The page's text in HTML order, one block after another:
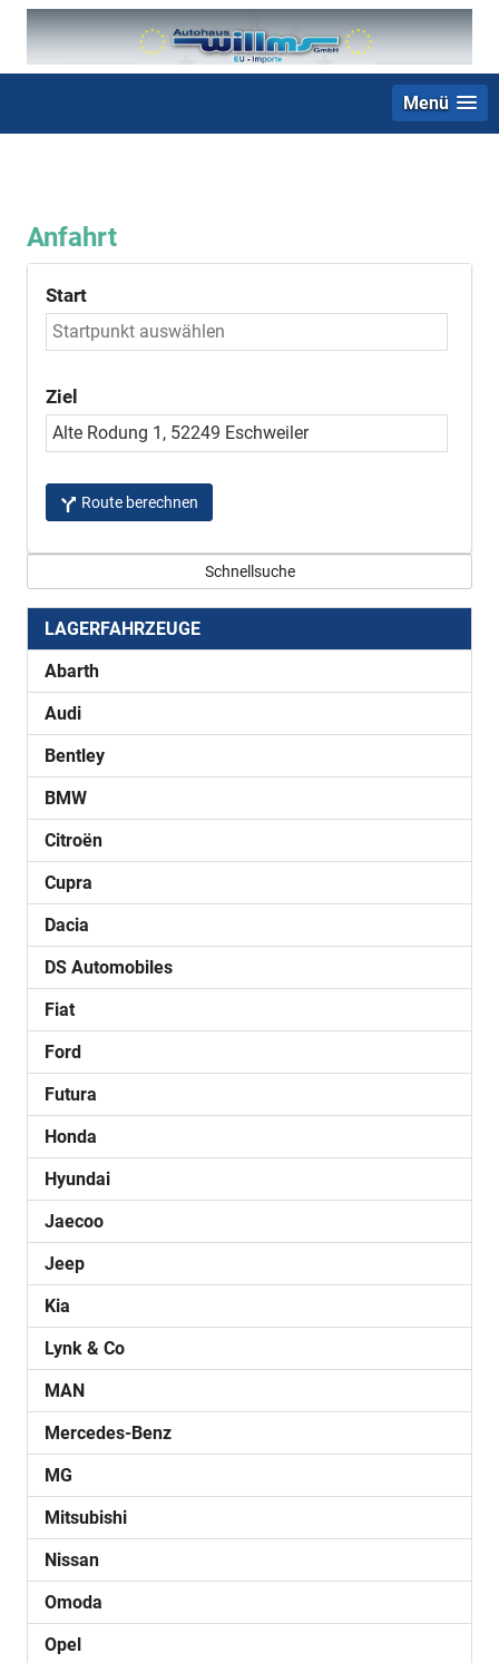
Menü
Anfahrt
Start
Ziel
Route berechnen
Schnellsuche
LAGERFAHRZEUGE
Abarth
Audi
Bentley
BMW
Citroën
Cupra
Dacia
DS Automobiles
Fiat
Ford
Futura
Honda
Hyundai
Jaecoo
Jeep
Kia
Lynk & Co
MAN
Mercedes-Benz
MG
Mitsubishi
Nissan
Omoda
Opel